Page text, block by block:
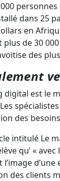
dans 25
en
de 30
des
digital est le
des
intitulé Le
qu’ «
des clients